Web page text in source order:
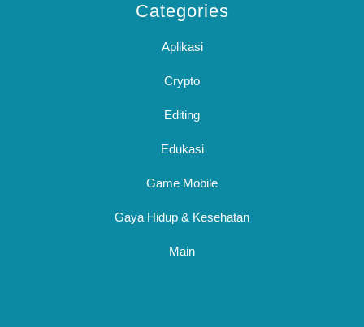
Categories
Aplikasi
Crypto
Editing
Edukasi
Game Mobile
Gaya Hidup & Kesehatan
Main